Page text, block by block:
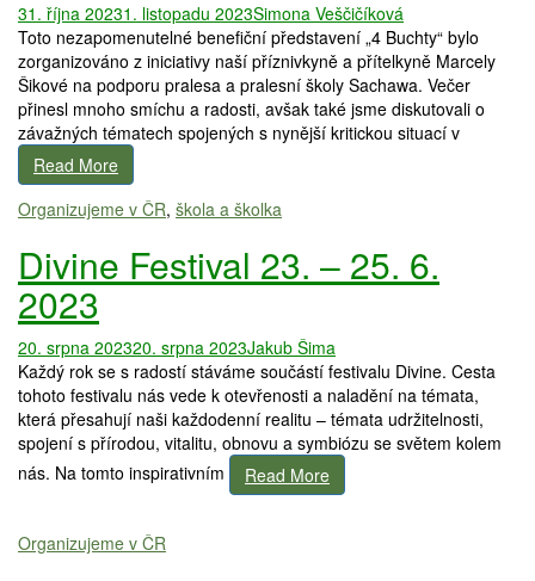
31. října 20231. listopadu 2023Simona Veščičíková
Toto nezapomenutelné benefiční představení „4 Buchty“ bylo
zorganizováno z iniciativy naší příznivkyně a přítelkyně Marcely
Šikové na podporu pralesa a pralesní školy Sachawa. Večer
přinesl mnoho smíchu a radosti, avšak také jsme diskutovali o
závažných tématech spojených s nynější kritickou situací v
Read More
Organizujeme v ČR, škola a školka
Divine Festival 23. – 25. 6.
2023
20. srpna 202320. srpna 2023Jakub Šima
Každý rok se s radostí stáváme součástí festivalu Divine. Cesta
tohoto festivalu nás vede k otevřenosti a naladění na témata,
která přesahují naši každodenní realitu – témata udržitelnosti,
spojení s přírodou, vitalitu, obnovu a symbiózu se světem kolem
nás. Na tomto inspirativním
Read More
Organizujeme v ČR